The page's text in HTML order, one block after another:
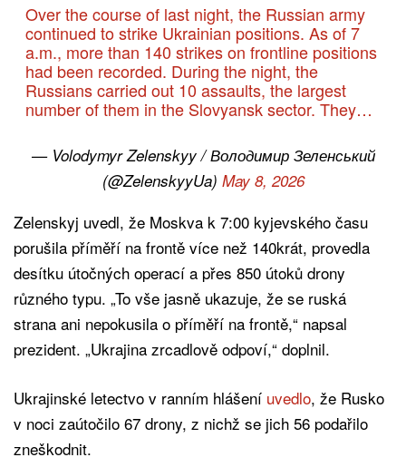
Over the course of last night, the Russian army
continued to strike Ukrainian positions. As of 7
a.m., more than 140 strikes on frontline positions
had been recorded. During the night, the
Russians carried out 10 assaults, the largest
number of them in the Slovyansk sector. They…
— Volodymyr Zelenskyy / Володимир Зеленський
(@ZelenskyyUa) May 8, 2026
Zelenskyj uvedl, že Moskva k 7:00 kyjevského času
porušila příměří na frontě více než 140krát, provedla
desítku útočných operací a přes 850 útoků drony
různého typu. „To vše jasně ukazuje, že se ruská
strana ani nepokusila o příměří na frontě,“ napsal
prezident. „Ukrajina zrcadlově odpoví,“ doplnil.
Ukrajinské letectvo v ranním hlášení uvedlo, že Rusko
v noci zaútočilo 67 drony, z nichž se jich 56 podařilo
zneškodnit.